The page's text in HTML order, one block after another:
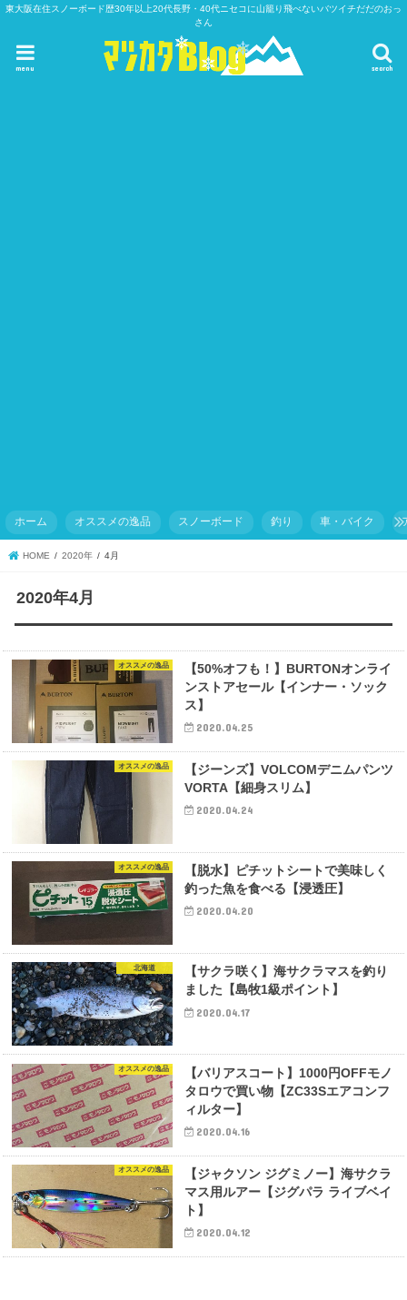
東大阪在住スノーボード歴30年以上20代長野・40代ニセコに山籠り飛べないバツイチだだのおっ
さん
search
menu
ホーム オススメの逸品 スノーボード 釣り 車・バイク
HOME 2020年 4月
2020年4月
オススメの逸品
【50%オフも！】BURTONオンライ
ンストアセール【インナー・ソック
ス】
2020.04.25
オススメの逸品
【ジーンズ】VOLCOMデニムパンツ
VORTA【細身スリム】
2020.04.24
オススメの逸品
【脱水】ピチットシートで美味しく
釣った魚を食べる【浸透圧】
2020.04.20
北海道
【サクラ咲く】海サクラマスを釣り
ました【島牧1級ポイント】
2020.04.17
オススメの逸品
【バリアスコート】1000円OFFモノ
タロウで買い物【ZC33Sエアコンフ
ィルター】
2020.04.16
オススメの逸品
【ジャクソン ジグミノー】海サクラ
マス用ルアー【ジグパラ ライブベイ
ト】
2020.04.12